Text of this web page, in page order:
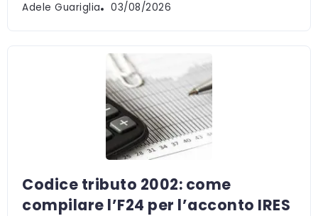
Adele Guariglia 03/08/2026
Codice tributo 2002: come
compilare l’F24 per l’acconto IRES